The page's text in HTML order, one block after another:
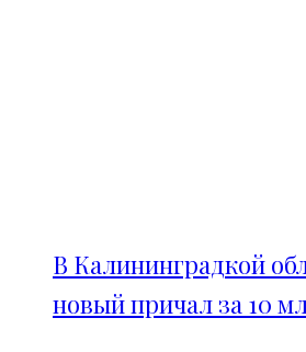
В Калининградкой
новый причал за 10